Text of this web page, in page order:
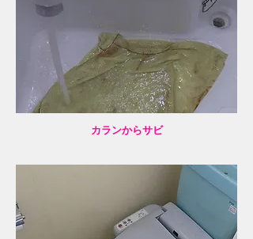
​カランからサビ